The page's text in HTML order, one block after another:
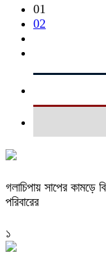
01
02
গলাচিপায় সাপের কামড়ে
পরিবারের
১